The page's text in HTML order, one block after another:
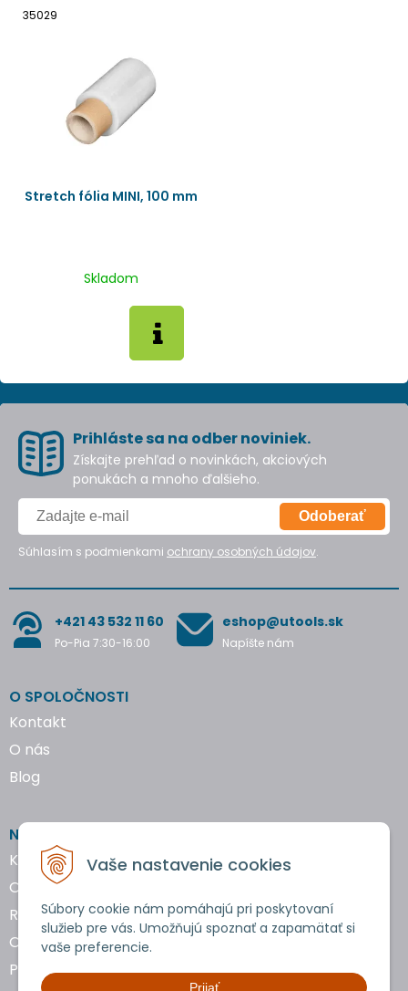
Vaše nastavenie cookies
Súbory cookie nám pomáhajú pri poskytovaní
služieb pre vás. Umožňujú spoznať a zapamätať si
vaše preferencie.
Prijať
35029
Stretch fólia MINI, 100 mm
Skladom
Prihláste sa na odber noviniek.
Získajte prehľad o novinkách, akciových
ponukách a mnoho ďalšieho.
Odoberať
Súhlasím s podmienkami ochrany osobných údajov.
+421 43 532 11 60
Po-Pia 7:30-16:00
eshop@utools.sk
Napíšte nám
O SPOLOČNOSTI
Kontakt
O nás
Blog
NAKUPOVANIE
Katalógy náradia
Obchodné podmienky
Reklamácie a vrátenie tovaru
Ochrana osobných údajov
Používanie cookies